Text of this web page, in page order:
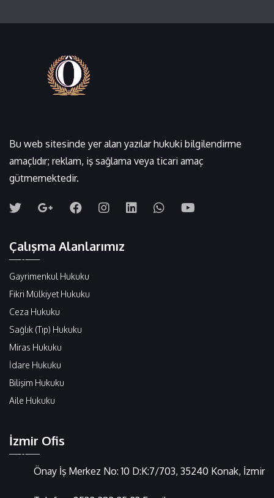
Bu web sitesinde yer alan yazılar hukuki bilgilendirme
amaçlıdır; reklam, iş sağlama veya ticari amaç
gütmemektedir.
Çalışma Alanlarımız
Gayrimenkul Hukuku
Fikri Mülkiyet Hukuku
Ceza Hukuku
Sağlık (Tıp) Hukuku
Miras Hukuku
İdare Hukuku
Bilişim Hukuku
Aile Hukuku
İzmir Ofis
Önay İş Merkez No: 10 D:K:7/703, 35240 Konak, İzmir